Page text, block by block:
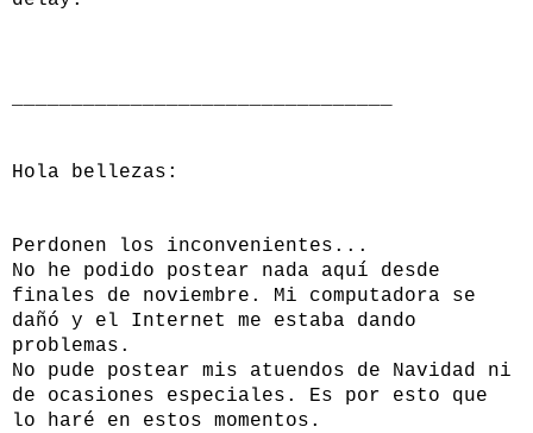
Hola bellezas:
Perdonen los inconvenientes...
No he podido postear nada aquí desde
finales de noviembre. Mi computadora se
dañó y el Internet me estaba dando
problemas.
No pude postear mis atuendos de Navidad ni
de ocasiones especiales. Es por esto que
lo haré en estos momentos.